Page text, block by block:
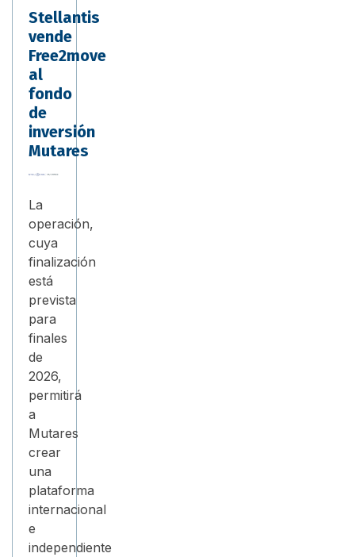
Stellantis
vende
Free2move
al
fondo
de
inversión
Mutares
La
operación,
cuya
finalización
está
prevista
para
finales
de
2026,
permitirá
a
Mutares
crear
una
plataforma
internacional
e
independiente